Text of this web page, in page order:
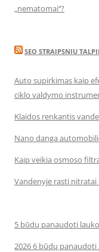
„nematomai‘‘?
SEO STRAIPSNIU
Auto supirkimas kaip
ciklo valdymo
Klaidos renkantis
Nano danga
Kaip veikia osmoso
Vandenyje rasti nitratai
5 būdų panaudoti
2026 6 būdų